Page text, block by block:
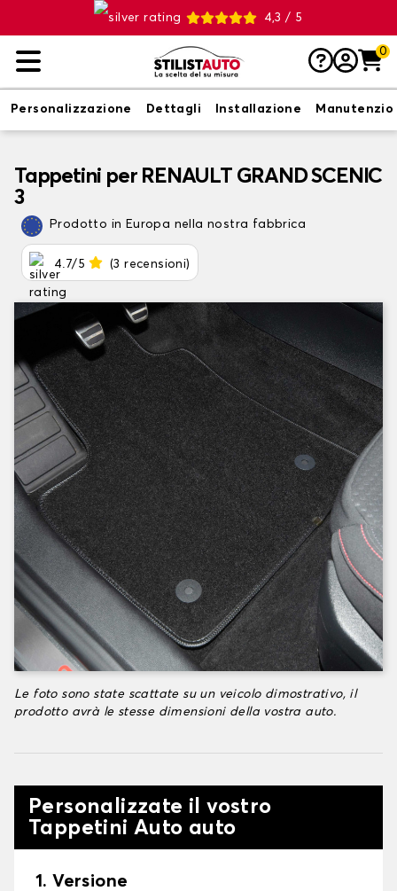
4,3 / 5
0
Personalizzazione Dettagli Installazione
Tappetini per RENAULT GRAND SCENIC
3
Prodotto in Europa nella nostra fabbrica
4.7/5 (3 recensioni)
Le foto sono state scattate su un veicolo dimostrativo, il
prodotto avrà le stesse dimensioni della vostra auto.
Personalizzate il vostro
Tappetini Auto auto
1. Versione